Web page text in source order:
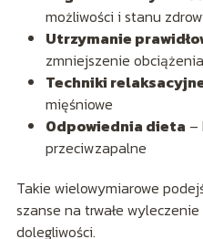
możliwości i stanu
Utrzymanie
zmniejszenie
Techniki
mięśniowe
Odpowiednia dieta –
przeciwzapalne
Takie wielowymiarowe
szanse na trwałe
dolegliwości.